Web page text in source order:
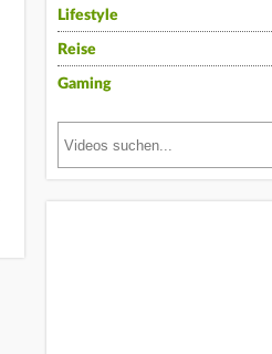
Lifestyle
Reise
Gaming